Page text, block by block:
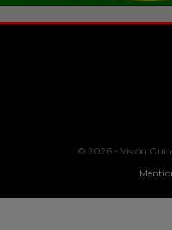
© 2026 - Vision